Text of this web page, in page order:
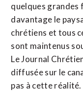
quelques
davantage le
chrétiens et tous
sont maintenus
Le Journal
diffusée sur le
pas à cette